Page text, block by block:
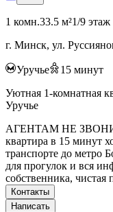
1 комн.33.5 м²1/9 этаж
г. Минск, ул.
Уручье 15 минут
Уютная 1-комнатная
Уручье
АГЕНТАМ НЕ
квартира в 15 минут
транспорте до метро
для прогулок и вся
собственника, чистая
Контакты
Написать